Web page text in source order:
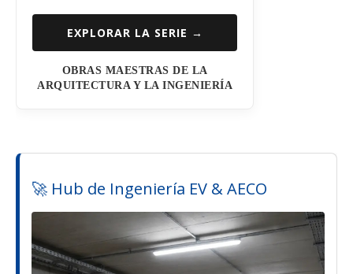
EXPLORAR LA SERIE →
OBRAS MAESTRAS DE LA
ARQUITECTURA Y LA INGENIERÍA
🚀 Hub de Ingeniería EV & AECO